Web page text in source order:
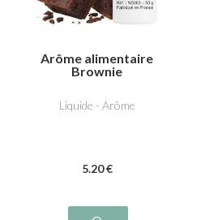
Arôme alimentaire
Brownie
Liquide - Arôme
5.20 €